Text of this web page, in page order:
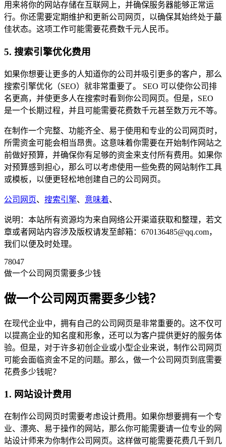
用来将你的网站存储在互联网上，并确保服务器能够正常运
行。你还需要定期维护和更新公司网页，以确保其始终处于蕞
佳状态。这项工作可能需要花费数千元人民币。
5. 搜索引擎优化费用
如果你想要让更多的人知道你的公司并吸引更多的客户，那么
搜索引擎优化（SEO）就非常重要了。 SEO 可以使你公司排
名更高，并使更多人在搜索时看到你公司网页。但是，SEO
是一个长期过程，并且可能需要花费数千元甚至数万元不等。
在制作一个完整、功能齐全、易于使用和专业的公司网页时，
所需资金可能会相当昂贵。这意味着你需要在开始制作网站之
前做好预算，并确保你有足够的资金来支付所有费用。如果你
对预算感到担心，那么可以考虑使用一些免费的网站制作工具
或模板，以便更轻松地创建自己的公司网页。
公司网页、 搜索引擎、 意味着、
说明：本站所有资源均为来自网络公开渠道获取和整理，若文
章或者网站内容涉及版权请发至邮箱：670136485@qq.com，
我们以便及时处理。
78047
做一个公司网页需要多少钱
做一个公司网页需要多少钱？
在现代企业中，拥有自己的公司网页是非常重要的。这不仅可
以提高企业的知名度和形象，还可以为客户提供更好的服务体
验。但是，对于许多初创企业或小型企业来说，制作公司网页
可能会面临资金不足的问题。那么，做一个公司网页到底需要
花费多少钱呢？
1. 网站设计费用
在制作公司网页时需要考虑设计费用。如果你想要拥有一个专
业、漂亮、易于操作的网站，那么你可能需要请一位专业的网
站设计师来为你制作公司网页。这样做可能需要花费几千到几